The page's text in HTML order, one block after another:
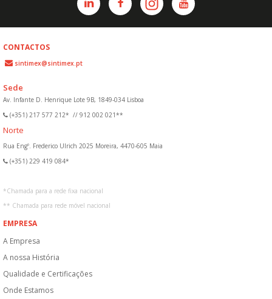
CONTACTOS
sintimex@sintimex.pt
Sede
Av. Infante D. Henrique Lote 9B, 1849-034 Lisboa
(+351) 217 577 212* // 912 002 021**
Norte
Rua Engº. Frederico Ulrich 2025 Moreira, 4470-605 Maia
(+351) 229 419 084*
*Chamada para a rede fixa nacional
** Chamada para rede móvel nacional
EMPRESA
A Empresa
A nossa História
Qualidade e Certificações
Onde Estamos